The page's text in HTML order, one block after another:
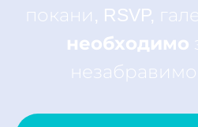
покани, RSVP,
необходимо